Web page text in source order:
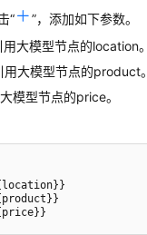
“ ”，添加如下参数。
大模型节点的location。
大模型节点的product。
模型节点的price。